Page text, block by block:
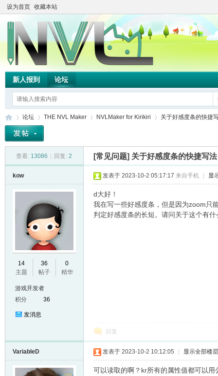
设为首页 收藏本站
新人报到 论坛
论坛
›
THE NVL Maker NVLMaker for Kirikiri
›
关于好感度条的快捷
查看: 13086 回复: 2 [常见问题] 关于好感度条的快捷写法
kow
14
主题
36
帖子
0
精华
游戏开发者
积分
36
发消息
发表于 2023-10-2 05:17:17 来自手机 显
d大好！
我在写一些好感度条，但是因为zoom只
判定好感度条的长短。请问关于这个有
回复
VariableD 发表于 2023-10-2 10:12:05 显示全部楼层
可以读取的啊？kr所有的属性值都可以